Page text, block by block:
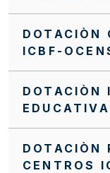
DOTACIÒN
ICBF-
DOTACIÒN
DOTACIÒN
CENTROS